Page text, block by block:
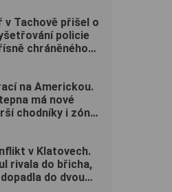
v Tachově přišel o
policie
chráněného
na Americkou.
má nové
chodníky i zónu
v Klatovech.
rivala do břicha,
do dvou